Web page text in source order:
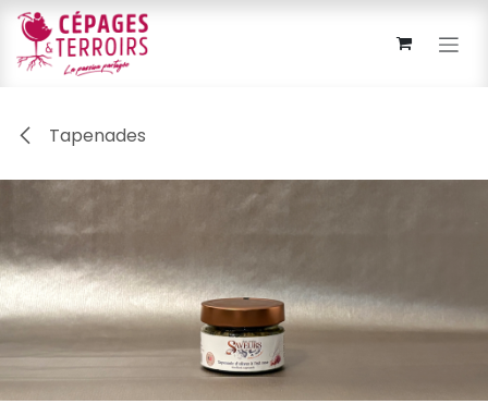
Se rendre au contenu
Tapenades